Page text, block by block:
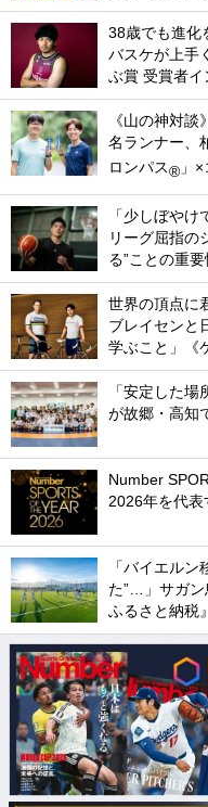
38歳でも進化
バスケが上手
ぶ賞 受賞者イ
《山の神対
名ランナー、
ロンパス® 」
「少しぼや
リーグ屈指の
る”ことの重要
世界の頂点に
ブレイセンと
学ぶこと」《
「安定した
が故郷・高知
Number
2026年を代
「バイエル
た”…」サガン
ふるさと納税』